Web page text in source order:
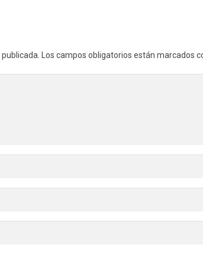
Los campos obligatorios están marcados